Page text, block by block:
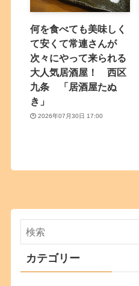
何を食べても美味しく
て安くて常連さんが
次々にやって来られる
大人気居酒屋！ 西区
九条 「居酒屋たぬ
き」
2026年07月30日 17:00
カテゴリー